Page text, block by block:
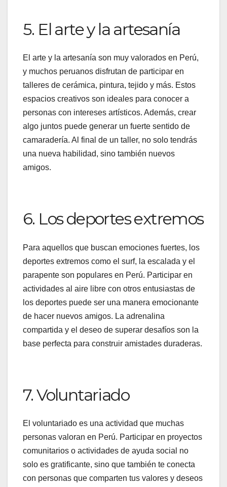
5. El arte y la artesanía
El arte y la artesanía son muy valorados en Perú,
y muchos peruanos disfrutan de participar en
talleres de cerámica, pintura, tejido y más. Estos
espacios creativos son ideales para conocer a
personas con intereses artísticos. Además, crear
algo juntos puede generar un fuerte sentido de
camaradería. Al final de un taller, no solo tendrás
una nueva habilidad, sino también nuevos
amigos.
6. Los deportes extremos
Para aquellos que buscan emociones fuertes, los
deportes extremos como el surf, la escalada y el
parapente son populares en Perú. Participar en
actividades al aire libre con otros entusiastas de
los deportes puede ser una manera emocionante
de hacer nuevos amigos. La adrenalina
compartida y el deseo de superar desafíos son la
base perfecta para construir amistades duraderas.
7. Voluntariado
El voluntariado es una actividad que muchas
personas valoran en Perú. Participar en proyectos
comunitarios o actividades de ayuda social no
solo es gratificante, sino que también te conecta
con personas que comparten tus valores y deseos